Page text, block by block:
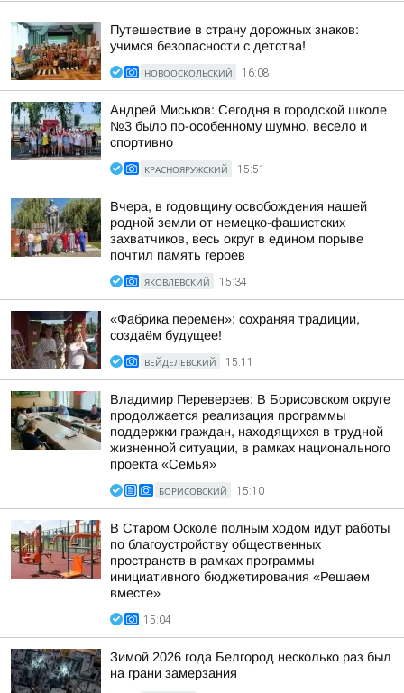
Путешествие в страну дорожных знаков:
учимся безопасности с детства!
НОВООСКОЛЬСКИЙ 16:08
Андрей Миськов: Сегодня в городской школе
№3 было по-особенному шумно, весело и
спортивно
КРАСНОЯРУЖСКИЙ 15:51
Вчера, в годовщину освобождения нашей
родной земли от немецко-фашистских
захватчиков, весь округ в едином порыве
почтил память героев
ЯКОВЛЕВСКИЙ 15:34
«Фабрика перемен»: сохраняя традиции,
создаём будущее!
ВЕЙДЕЛЕВСКИЙ 15:11
Владимир Переверзев: В Борисовском округе
продолжается реализация программы
поддержки граждан, находящихся в трудной
жизненной ситуации, в рамках национального
проекта «Семья»
БОРИСОВСКИЙ 15:10
В Старом Осколе полным ходом идут работы
по благоустройству общественных
пространств в рамках программы
инициативного бюджетирования «Решаем
вместе»
15:04
Зимой 2026 года Белгород несколько раз был
на грани замерзания